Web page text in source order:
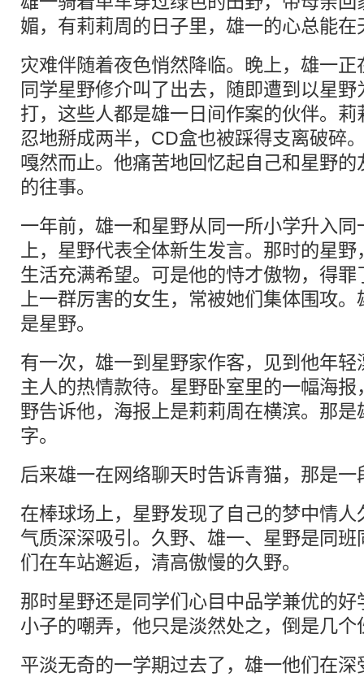
媚，有莉莉周的日子里，雄一的心总能
灾难伴随着夜色悄然降临。晚上，雄一
同学星野修介叫了出去，随即遭到以星
打，这些人都是雄一日间作案的伙伴。
忍地掰成两半，CD盒也被踩得支离破碎
嘎然而止。他痛苦地回忆起自己和星野
的往事。
一年前，雄一和星野从同一所小学升入
上，星野代表全体新生发言。那时的星
生活充满希望。可是他的恃才傲物，得
上一群厉害的女生，常被她们集体围攻
是星野。
有一次，雄一到星野家作客，见到他年
主人的热情款待。星野卧室里的一幅海
野告诉他，海报上是莉莉周在横滨。那
字。
后来雄一在网络聊天时告诉青猫，那是
在棒球场上，星野发现了自己的梦中情
气质深深吸引。久野、雄一、星野是同
们在车站邂逅，清高傲慢的久野。
那时星野还是同学们心目中品学兼优的
小子的嘲弄，他只是淡然处之，倒是几
平淡无奇的一学期过去了，雄一他们在